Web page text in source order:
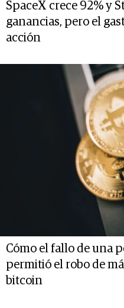
SpaceX crece 92% y
ganancias, pero el
acción
Cómo el fallo de una
permitió el robo de
bitcoin